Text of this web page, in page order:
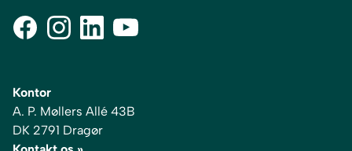
Kontor
A. P. Møllers Allé 43B
DK 2791 Dragør